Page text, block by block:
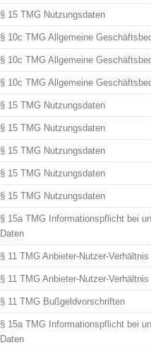
§ 15 TMG Nutzungsdaten
§ 10c TMG Allgemeine
§ 10c TMG Allgemeine
§ 10c TMG Allgemeine
§ 15 TMG Nutzungsdaten
§ 15 TMG Nutzungsdaten
§ 15 TMG Nutzungsdaten
§ 15 TMG Nutzungsdaten
§ 15 TMG Nutzungsdaten
§ 15a TMG Informationspflicht bei
Daten
§ 11 TMG Anbieter-Nutzer-Verhältnis
§ 11 TMG Anbieter-Nutzer-Verhältnis
§ 11 TMG Bußgeldvorschriften
§ 15a TMG Informationspflicht bei
Daten